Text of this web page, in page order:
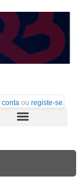
conta ou registe-se